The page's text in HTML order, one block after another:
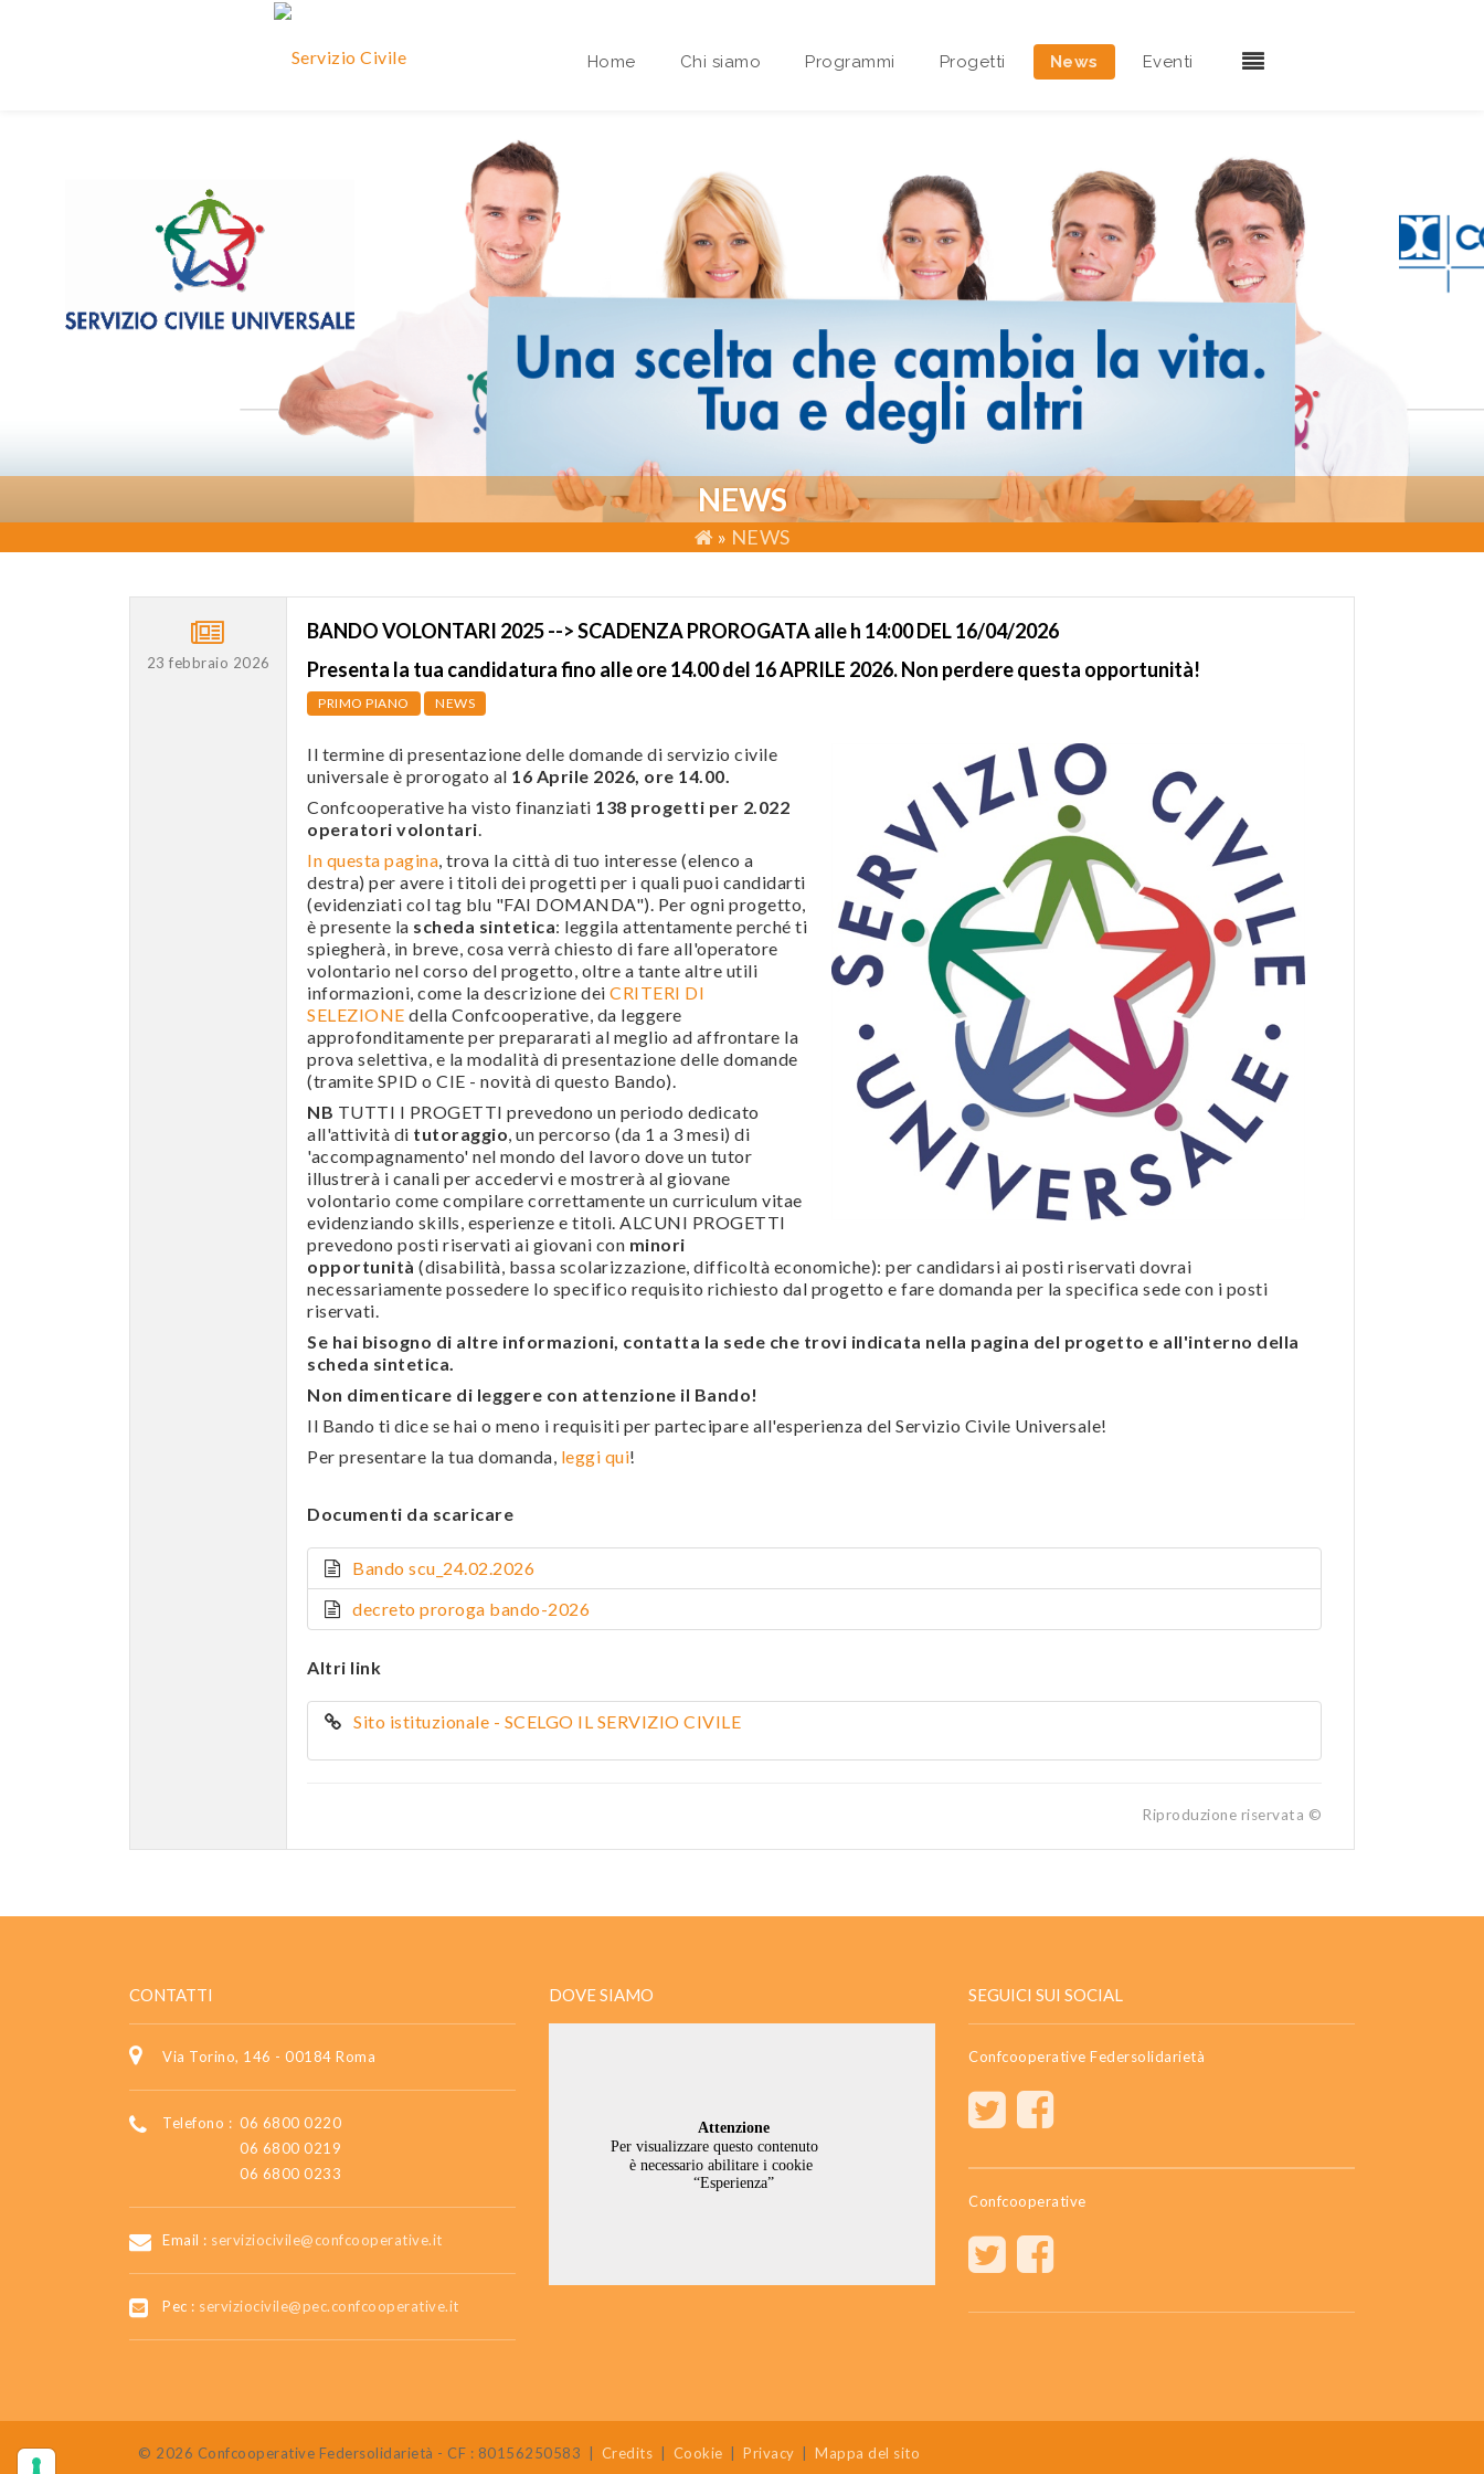
Home Chi siamo
Area riservata Sedi Territoriali
Programmi Progetti News Eventi
NEWS
» NEWS
23 febbraio 2026
BANDO VOLONTARI 2025 --> SCADENZA PROROGATA alle h 14:00 DEL 16/04/2026
Presenta la tua candidaturafino alle ore14.00 del 16 APRILE 2026. Non perdere questa opportunità!
PRIMO PIANO NEWS
Il termine di presentazione delle domande di servizio civile
universale è prorogato al 16 Aprile 2026, ore 14.00.
Confcooperative ha visto finanziati 138 progetti per 2.022
operatori volontari.
In questa pagina, trova la città di tuo interesse (elenco a
destra) per avere i titoli dei progetti per i quali puoi candidarti
(evidenziati col tag blu "FAI DOMANDA"). Per ogni progetto,
è presente la scheda sintetica: leggila attentamente perché ti
spiegherà, in breve, cosa verrà chiesto di fare all'operatore
volontario nel corso del progetto, oltre a tante altre utili
informazioni, come la descrizione dei CRITERI DI
SELEZIONE della Confcooperative, da leggere
approfonditamente per prepararati al meglio ad affrontare la
prova selettiva, e la modalità di presentazione delle domande
(tramite SPID o CIE - novità di questo Bando).
NB TUTTI I PROGETTI prevedono un periodo dedicato
all'attività di tutoraggio, un percorso (da 1 a 3 mesi) di
'accompagnamento' nel mondo del lavoro dove un tutor
illustrerà i canali per accedervi e mostrerà al giovane
volontario come compilare correttamente un curriculum vitae
evidenziando skills, esperienze e titoli. ALCUNI PROGETTI
prevedono posti riservati ai giovani con minori
opportunità (disabilità, bassa scolarizzazione, difficoltà economiche): per candidarsi ai posti riservati dovrai
necessariamente possedere lo specifico requisito richiesto dal progetto e fare domanda per la specifica sede con i posti
riservati.
Se hai bisogno di altre informazioni, contatta la sede che trovi indicata nella pagina del progetto e all'interno della
scheda sintetica.
Non dimenticare di leggere con attenzione il Bando!
Il Bando ti dice se hai o meno i requisiti per partecipare all'esperienza del Servizio Civile Universale!
Per presentare la tua domanda, leggi qui!
Documenti da scaricare
Bando scu_24.02.2026
decreto proroga bando-2026
Altri link
Sito istituzionale - SCELGO IL SERVIZIO CIVILE
Riproduzione riservata ©
CONTATTI
Via Torino, 146 - 00184 Roma
Telefono : 06 6800 0220
06 6800 0219
06 6800 0233
Email : serviziocivile@confcooperative.it
Pec : serviziocivile@pec.confcooperative.it
DOVE SIAMO SEGUICI SUI SOCIAL
Confcooperative Federsolidarietà
Confcooperative
© 2026 Confcooperative Federsolidarietà - CF : 80156250583 Credits Cookie Privacy Mappa del sito